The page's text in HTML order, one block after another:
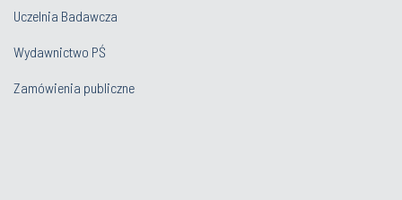
Uczelnia Badawcza
Wydawnictwo PŚ
Zamówienia publiczne